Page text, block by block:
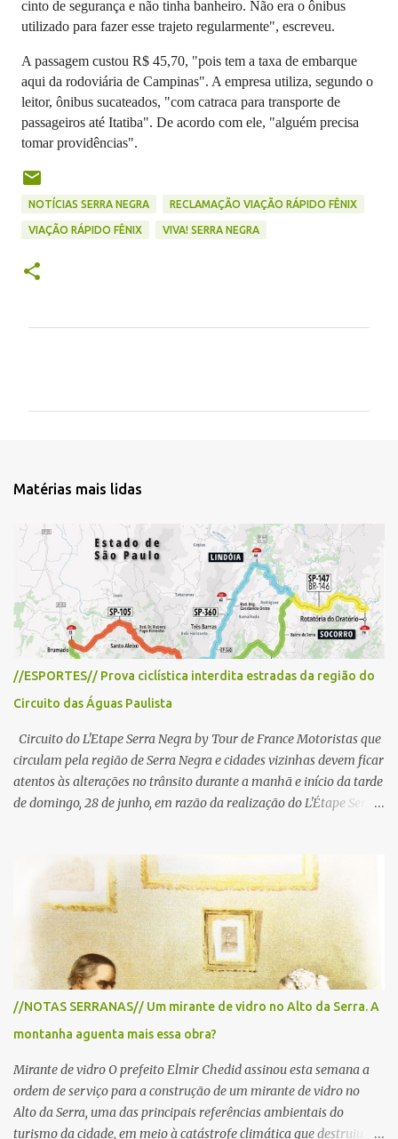
cinto de segurança e não tinha banheiro. Não era o ônibus
utilizado para fazer esse trajeto regularmente", escreveu.
A passagem custou R$ 45,70, "pois tem a taxa de embarque
aqui da rodoviária de Campinas". A empresa utiliza, segundo o
leitor, ônibus sucateados, "com catraca para transporte de
passageiros até Itatiba". De acordo com ele, "alguém precisa
tomar providências".
NOTÍCIAS SERRA NEGRA RECLAMAÇÃO VIAÇÃO RÁPIDO FÊNIX
VIAÇÃO RÁPIDO FÊNIX VIVA! SERRA NEGRA
t
i
s
Matérias mais lidas
//ESPORTES// Prova ciclística interdita estradas da região do
Circuito das Águas Paulista
Circuito do L'Etape Serra Negra by Tour de France Motoristas que
circulam pela região de Serra Negra e cidades vizinhas devem ficar
atentos às alterações no trânsito durante a manhã e início da tarde
de domingo, 28 de junho, em razão da realização do L'Étape Serra
reunirá atletas de diferentes regiões do país e terá percursos
passando pelos municípios de Serra Negra, Amparo, Monte Alegre
do Sul, Lindoia e Socorro. Para garantir a segurança dos
participantes e do público, diversos trechos de rodovias e estradas
da região serão interditados temporariamente ao longo da prova.
A largada será na Rua Coronel Pedro Penteado, em Serra Negra,
para cerca de 2.000 ciclistas, às 6h30. De acordo com o
cronograma da organização e de todas as prefeituras envolvidas,
as interdições ocorrerão de forma programada e os trechos serão
//NOTAS SERRANAS// Um mirante de vidro no Alto da Serra. A
montanha aguenta mais essa obra?
Mirante de vidro O prefeito Elmir Chedid assinou esta semana a
ordem de serviço para a construção de um mirante de vidro no
Alto da Serra, uma das principais referências ambientais do
turismo da cidade, em meio à catástrofe climática que destruiu o